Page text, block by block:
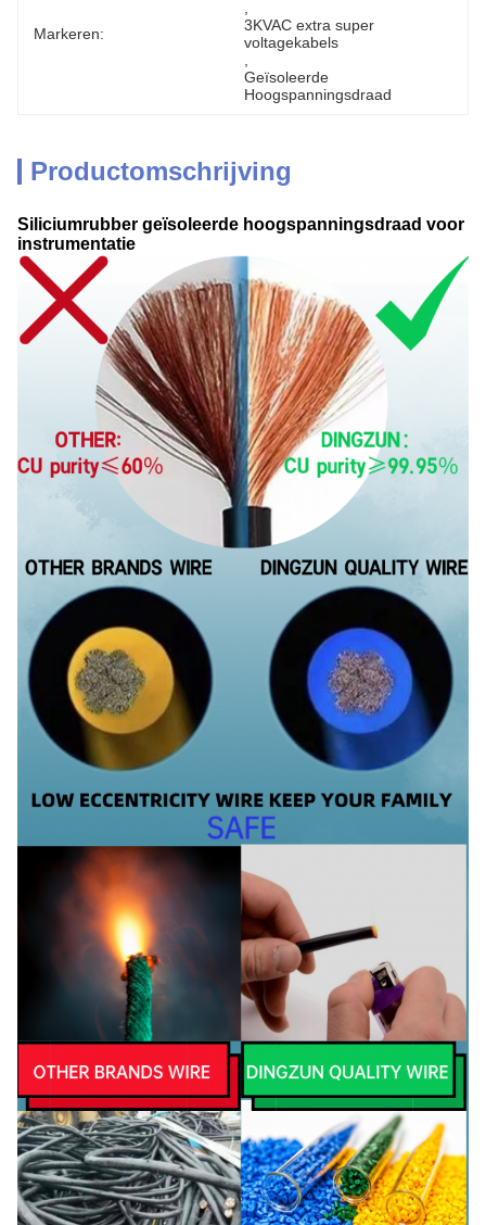
Markeren:
3KVAC extra super
voltagekabels
Geïsoleerde
Hoogspanningsdraad
Productomschrijving
Siliciumrubber geïsoleerde hoogspanningsdraad voor
instrumentatie